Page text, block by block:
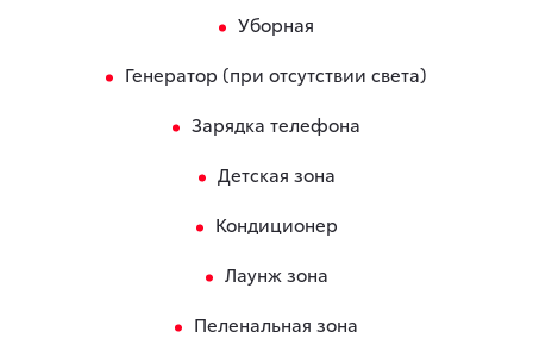
Уборная
Генератор (при отсутствии света)
Зарядка телефона
Детская зона
Кондиционер
Лаунж зона
Пеленальная зона